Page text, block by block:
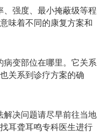
强度、最小掩蔽级等程
味着不同的康复方案和
病变部位在哪里。它关系
关系到诊疗方案的确
解决问题请尽早前往当地
耳聋耳鸣专科医生进行